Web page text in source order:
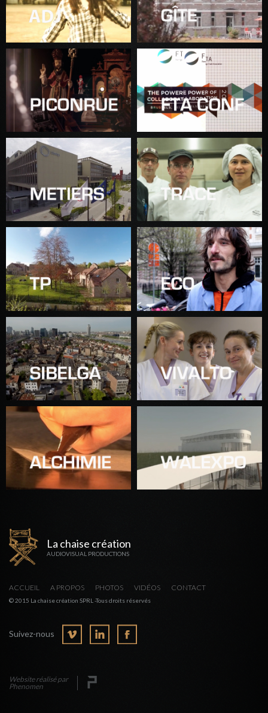
La chaise création
AUDIOVISUAL PRODUCTIONS
ACCUEIL A PROPOS PHOTOS VIDÉOS CONTACT
© 2015 La chaise création SPRL -Tous droits réservés
Suivez-nous
Website réalisé par
Phenomen